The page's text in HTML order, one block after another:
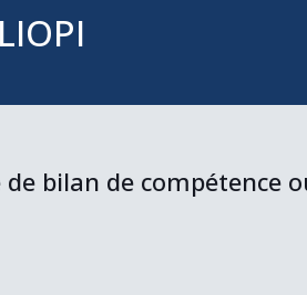
bilan de compétence